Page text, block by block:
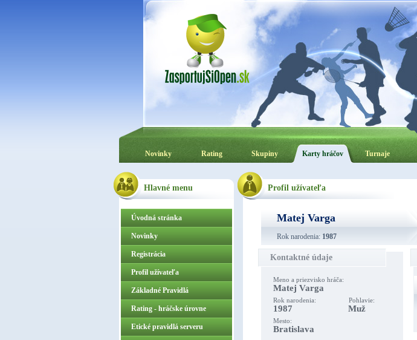
Novinky Rating Skupiny Karty hráčov Turnaje
Hlavné menu
Úvodná stránka
Novinky
Registrácia
Profil užívateľa
Základné Pravidlá
ZasportujSiOpen.sk
Rating - hráčske úrovne
Etické pravidlá serveru
Profil užívateľa
Matej Varga
Rok narodenia: 1987
Kontaktné údaje
Meno a priezvisko hráča:
Matej Varga
Rok narodenia: Pohlavie:
1987 Muž
Mesto:
Bratislava